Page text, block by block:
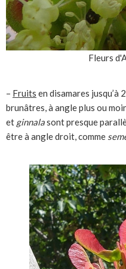
Fleurs
– Fruits en disamares jusqu’à
brunâtres, à angle plus ou
et ginnalasont presque
être à angle droit, comme